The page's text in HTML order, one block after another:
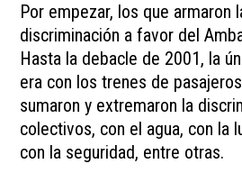
Por empezar, los que armaron
discriminación a favor del
Hasta la debacle de 2001, la
era con los trenes de
sumaron y extremaron la
colectivos, con el agua, con la
con la seguridad, entre otras.